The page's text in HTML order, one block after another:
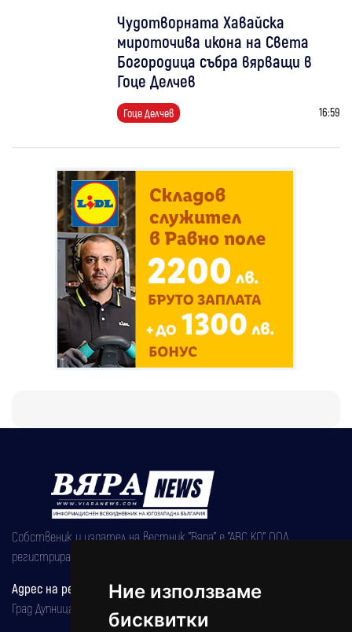
Ние използваме
бисквитки
Чудотворната Хавайска
мироточива икона на Света
Богородица събра вярващи в
Гоце Делчев
Гоце Делчев 16:59
Собственик и издател на вестник "Вяра" е "АВС КО" ООД,
регистрирана на 08.05.2002 година.
Адрес на редакцията
Град Дупница, ул.''Христо Ботев" 43